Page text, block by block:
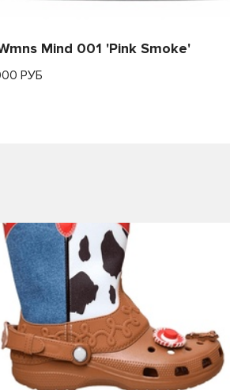
Mind 001 'Pink Smoke'
РУБ